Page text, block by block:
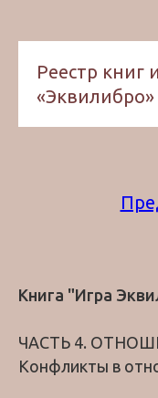
Реестр книг
«Эквилибро»
Книга "Игра
ЧАСТЬ 4.
Конфликты в